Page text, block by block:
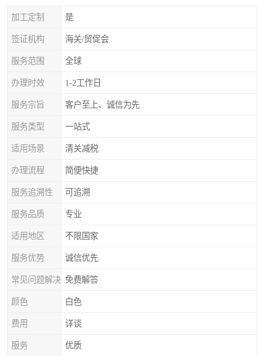
加工定制 是
签证机构 海关/贸促会
服务范围 全球
办理时效 1-2工作日
服务宗旨 客户至上、诚信为先
服务类型 一站式
适用场景 清关减税
办理流程 简便快捷
服务追溯性 可追溯
服务品质 专业
适用地区 不限国家
服务优势 诚信优先
常见问题解决 免费解答
颜色 白色
费用 详谈
服务 优质